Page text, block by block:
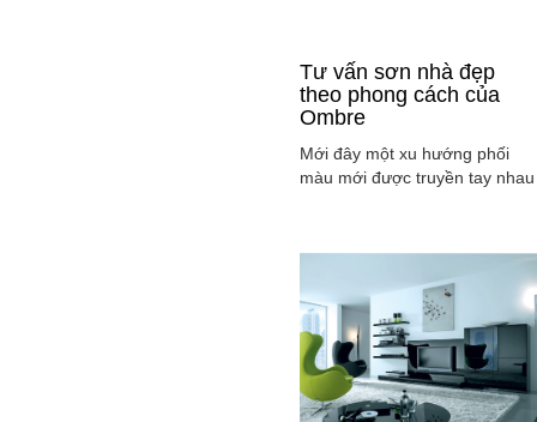
Tư vấn sơn nhà đẹp
theo phong cách của
Ombre
Mới đây một xu hướng phối
màu mới được truyền tay nhau
Ombre, cách phối màu sắc tinh
tế sao cho màu sắc chuyển
từ tông nhạt sang đậm, từ
sang tối hay ngược lại. Cùng
tìm hiểu phong các này qua
việc ...